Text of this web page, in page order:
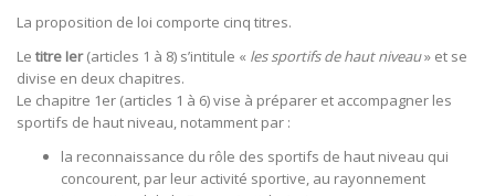
La proposition de loi comporte cinq titres.
Le titre Ier(articles 1 à 8) s’intitule « les sportifs de haut niveau» et se
divise en deux chapitres.
Le chapitre 1er (articles 1 à 6) vise à préparer et accompagner les
sportifs de haut niveau, notamment par :
la reconnaissance du rôle des sportifs de haut niveau qui
concourent, par leur activité sportive, au rayonnement